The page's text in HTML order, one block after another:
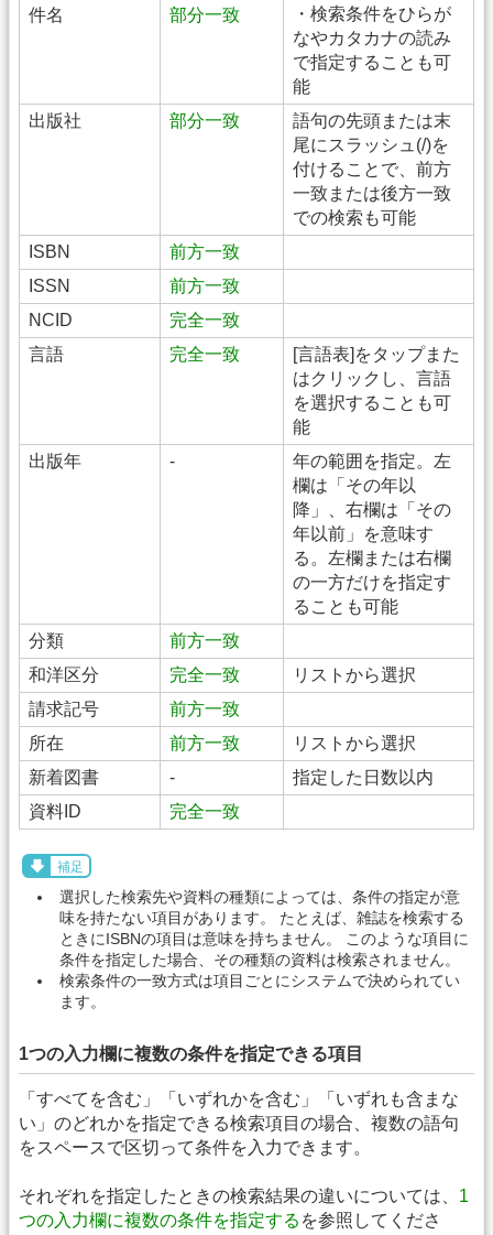
・検索条件をひらが
なやカタカナの読み
で指定することも可
能
件名 部分一致
出版社 部分一致
語句の先頭または末
尾にスラッシュ(/)を
付けることで、前方
一致または後方一致
での検索も可能
ISBN
前方一致
ISSN
前方一致
NCID
完全一致
言語
完全一致
[言語表]をタップまた
はクリックし、言語
を選択することも可
能
出版年
-
年の範囲を指定。左
欄は「その年以
降」、右欄は「その
年以前」を意味す
る。左欄または右欄
の一方だけを指定す
ることも可能
分類
前方一致
和洋区分
完全一致
リストから選択
請求記号
前方一致
所在
前方一致
リストから選択
新着図書
-
指定した日数以内
資料ID
完全一致
補足
選択した検索先や資料の種類によっては、条件の指定が意
味を持たない項目があります。 たとえば、雑誌を検索する
ときにISBNの項目は意味を持ちません。 このような項目に
条件を指定した場合、その種類の資料は検索されません。
検索条件の一致方式は項目ごとにシステムで決められてい
ます。
1つの入力欄に複数の条件を指定できる項目
「すべてを含む」「いずれかを含む」「いずれも含まな
い」のどれかを指定できる検索項目の場合、複数の語句
をスペースで区切って条件を入力できます。
それぞれを指定したときの検索結果の違いについては、 1
つの入力欄に複数の条件を指定する を参照してくださ